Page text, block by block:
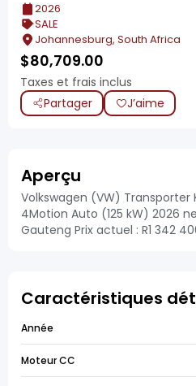
2026
SALE
Johannesburg, South Africa
$80,709.00
Taxes et frais inclus
Partager
J’aime
Aperçu
Volkswagen (VW) Transporter
4Motion Auto (125 kW) 2026
Gauteng Prix actuel : R1 342
Caractéristiques
Année
Moteur CC